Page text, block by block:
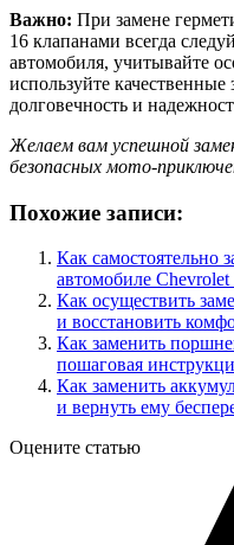
Важно: При замене
16 клапанами всегда
автомобиля, учитывайте
используйте
долговечность и
Желаем вам успешной
безопасных мото-
Похожие записи:
Как самостоятельно
автомобиле Chevrolet
Как осуществить
и восстановить
Как заменить
пошаговая
Как заменить
и вернуть ему
Оцените статью